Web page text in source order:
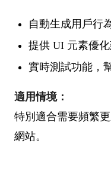
自動生成用戶行
提供 UI 元素優化
實時測試功能，
適用情境：
特別適合需要頻繁
網站。